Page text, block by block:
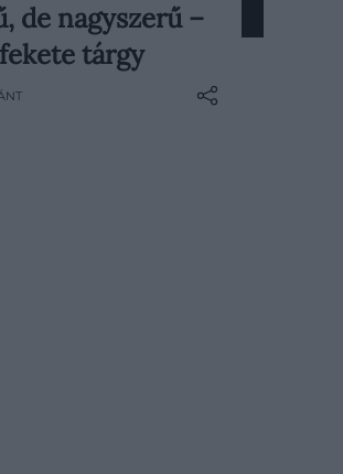
napjainkban már
az elegancia és a
Ezért
de nagyszerű –
tárgy